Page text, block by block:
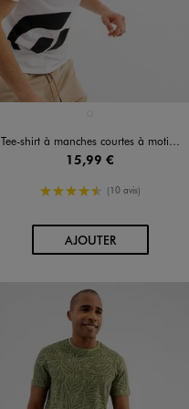
Tee-shirt à manches courtes à motif graphique homme - Gran Turismo
15,99 €
4.5/5 de moyenne
(10 avis)
AJOUTERAU PANIER